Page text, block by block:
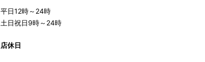
平日12時～24時
土日祝日9時～24時
店休日